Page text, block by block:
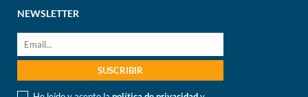
NEWSLETTER